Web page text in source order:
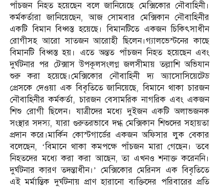
পাঁচজন নিহত হয়েছেন বলে জানিয়েছে মেক্সিকোর নৌবাহিনী।
কর্মকর্তারা জানিয়েছেন, আজ সোমবার মেক্সিকান নৌবাহিনীর
একটি বিমান বিধ্বস্ত হয়েছে। বিমানটিতে একজন চিকিৎসাধীন
রোগীসহ আরো সাতজন আরোহী ছিলেন।গ্যালভেস্টনের কাছে
বিমানটি বিধ্বস্ত হয়। এতে অন্তত পাঁচজন নিহত হয়েছেন এবং
দুর্ঘটনার পর টেক্সাস উপকূলসংলগ্ন জলসীমায় তল্লাশি অভিযান
শুরু করা হয়েছে।মেক্সিকোর নৌবাহিনী দ্য অ্যাসোসিয়েটেড
প্রেসকে দেওয়া এক বিবৃতিতে জানিয়েছে, বিমানে থাকা চারজন
নৌবাহিনীর কর্মকর্তা, চারজন বেসামরিক নাগরিক এবং একজন
শিশু রোগী ছিলেন। যাত্রীদের মধ্যে দুইজন একটি অলাভজনক
সংস্থার সদস্য, যারা গুরুতরভাবে দগ্ধ মেক্সিকান শিশুদের সহায়তা
প্রদান করে।মার্কিন কোস্টগার্ডের একজন অফিসার লুক বেকার
বলেছেন, ‘বিমানে থাকা কমপক্ষে পাঁচজন মারা গেছেন। তবে
নিহতদের মধ্যে করা করা আছেন, তা এখনও শনাক্ত করেননি।
দুর্ঘটনার কারণ তদন্তাধীন।’ মেক্সিকোর মেরিনস এক বিবৃতিতে
এই মর্মান্তিক দুর্ঘটনায় প্রাণ হারানো ব্যক্তিদের পরিবারের প্রতি